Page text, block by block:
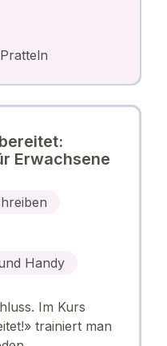
Erwachsene
Handy
Im Kurs
trainiert man